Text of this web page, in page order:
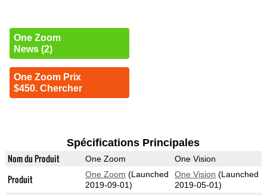
One Zoom
News (2)
One Zoom Prix
$450. Chercher
Spécifications Principales
Nom du Produit One Zoom One Vision
Produit One Zoom (Launched
2019-09-01)
One Vision (Launched
2019-05-01)